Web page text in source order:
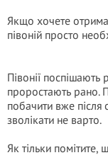
Якщо хочете
півоній просто
Півонії
проростають рано.
побачити вже після
зволікати не варто.
Як тільки помітите,